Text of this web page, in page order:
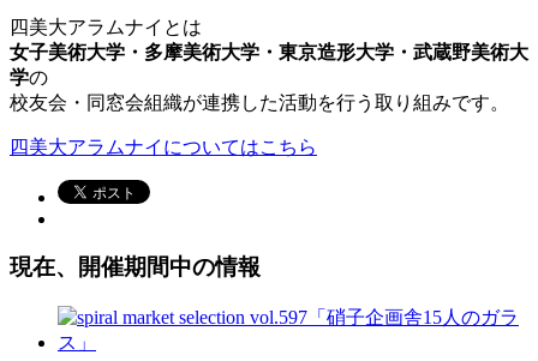
四美大アラムナイとは
女子美術大学・多摩美術大学・東京造形大学・武蔵野美術大
学の
校友会・同窓会組織が連携した活動を行う取り組みです。
四美大アラムナイについてはこちら
現在、開催期間中の情報